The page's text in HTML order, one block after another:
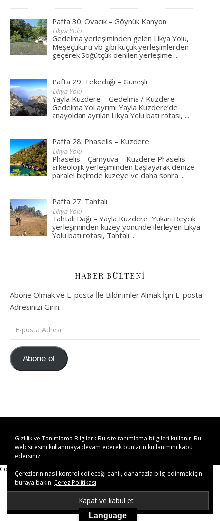
Pafta 30: Ovacık – Göynük Kanyon
Likya Yolu
Gedelma yerleşiminden gelen Likya Yolu,
Meşeçukuru vb gibi küçük yerleşimlerden
geçerek Söğütçük denilen yerleşime...
Pafta 29: Tekedağı – Güneşli
Likya Yolu
Yayla Kuzdere – Gedelma / Kuzdere –
Gedelma Yol ayrımı Yayla Kuzdere’de
anayoldan ayrılan Likya Yolu batı rotası, ...
Pafta 28: Phaselis – Kuzdere
Likya Yolu
Phaselis – Çamyuva – Kuzdere Phaselis
arkeolojik yerleşiminden başlayarak denize
paralel biçimde kuzeye ve daha sonra ...
Pafta 27: Tahtalı
Likya Yolu
Tahtalı Dağı – Yayla Kuzdere Yukarı Beycik
yerleşiminden kuzey yönünde ilerleyen Likya
Yolu batı rotası, Tahtalı...
HABER BÜLTENI
Abone Olmak ve E-posta İle Bildirimler Almak İçin E-posta
Adresinizi Girin.
E-posta Adresi
Abone ol
kulturelcisi.com © 2019-2023 Her Hakkı Saklıdır.
Language
Copy Protected by Chetan 's WP-Copyprotect .
Gizlilik ve Tanımlama Bilgileri: Bu site tanımlama bilgileri kullanır. Bu
web sitesini kullanmaya devam ederek bunların kullanımını kabul
edersiniz.
Çerezlerin nasıl kontrol edileceği dahil, daha fazla bilgi edinmek için
buraya bakın: Çerez Politikası